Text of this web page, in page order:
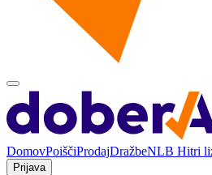
DomovPoiščiProdajDražbeNLB Hitri
Prijava